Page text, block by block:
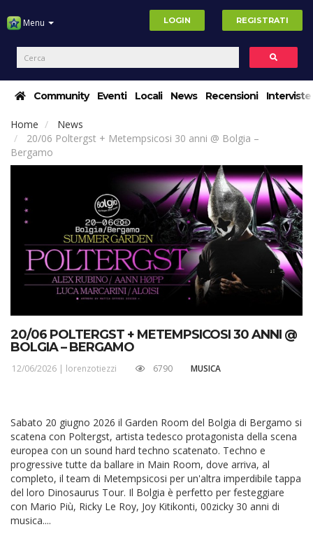
Menu LOGIN REGISTRATI
Community Eventi Locali News Recensioni Interviste
Home
News
20/06 Poltergst + Metempsicosi 30 anni @ Bolgia –
Bergamo
20/06 POLTERGST + METEMPSICOSI 30 ANNI @
BOLGIA – BERGAMO
12/06/2026 | lorenzotiezzi 6790 MUSICA
Sabato 20 giugno 2026 il Garden Room del Bolgia di Bergamo si
scatena con Poltergst, artista tedesco protagonista della scena
europea con un sound hard techno scatenato. Techno e
progressive tutte da ballare in Main Room, dove arriva, al
completo, il team di Metempsicosi per un'altra imperdibile tappa
del loro Dinosaurus Tour. Il Bolgia è perfetto per festeggiare
con Mario Più, Ricky Le Roy, Joy Kitikonti, 00zicky 30 anni di
musica....